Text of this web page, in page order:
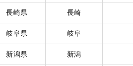
長崎県 長崎
岐阜県 岐阜
新潟県 新潟